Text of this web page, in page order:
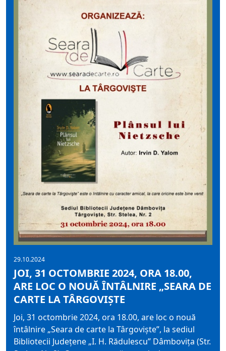
29.10.2024
JOI, 31 OCTOMBRIE 2024, ORA 18.00,
ARE LOC O NOUĂ ÎNTÂLNIRE „SEARA DE
CARTE LA TÂRGOVIŞTE
Joi, 31 octombrie 2024, ora 18.00, are loc o nouă
întâlnire „Seara de carte la Târgovişte”, la sediul
Bibliotecii Judeţene „I. H. Rădulescu” Dâmboviţa (Str.